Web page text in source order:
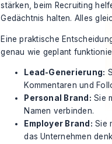
stärken, beim Recruiting
Gedächtnis halten. Alles
Eine praktische
genau wie geplant
Lead-Generierung:
Kommentaren und
Personal Brand: Sie
Namen verbinden.
Employer Brand: Sie
das Unternehmen